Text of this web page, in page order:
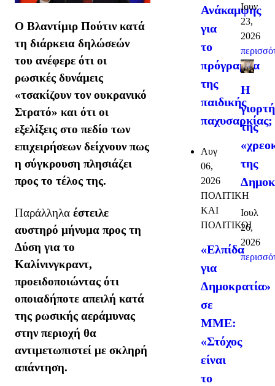
Ο Βλαντίμιρ Πούτιν κατά
τη διάρκεια δηλώσεών
του ανέφερε ότι οι
ρωσικές δυνάμεις
«τσακίζουν τον ουκρανικό
Στρατό» και ότι οι
εξελίξεις στο πεδίο των
επιχειρήσεων δείχνουν πως
η σύγκρουση πλησιάζει
προς το τέλος της.
Παράλληλα έστειλε
αυστηρό μήνυμα προς τη
Δύση για το
Καλίνινγκραντ,
προειδοποιώντας ότι
οποιαδήποτε απειλή κατά
της ρωσικής αεράμυνας
στην περιοχή θα
αντιμετωπιστεί με σκληρή
απάντηση.
Ανάκαμψης
για
το
πρόγραμμα
της
παιδικής
παχυσαρκίας;
Αυγ
06,
2026
ΠΟΛΙΤΙΚΗ
ΚΑΙ
ΠΟΛΙΤΙΚΟΙ
«Ελπίδα
για
Δημοκρατία»
σε
ΜΜΕ:
«Στόχος
είναι
το
Ιουν
23,
2026
Η
γιορτή
της
της
Ιουλ
26,
2026